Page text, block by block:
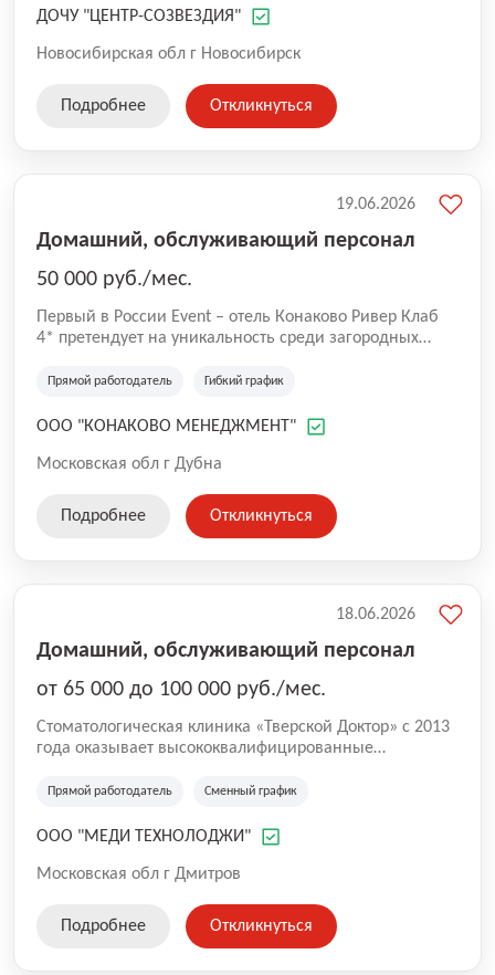
доверие к миру.
ДОЧУ "ЦЕНТР-СОЗВЕЗДИЯ"
Новосибирская обл г Новосибирск
Подробнее Откликнуться
Домашний, обслуживающий персонал
50 000 руб./мес.
Первый в России Event – отель Конаково Ривер Клаб
4* претендует на уникальность среди загородных
возможностях для всех видов отдыха: Преимущества: -
километровая береговая линия и большая вода - 5
развитая инфраструктура и профессиональные услуги -
"Конаково Ривер Клаб" приглашает в свою дружную
команду горничную.
Прямой работодатель Гибкий график
ООО "КОНАКОВО МЕНЕДЖМЕНТ"
Московская обл г Дубна
19.06.2026
Подробнее Откликнуться
Домашний, обслуживающий персонал
от 65 000 до 100 000 руб./мес.
Стоматологическая клиника «Тверской Доктор» с 2013
года оказывает высококвалифицированные
Дубны. За это время нам удалось сформировать
специалистов, на вооружении у которых новейшие
Прямой работодатель Сменный график
ООО "МЕДИ ТЕХНОЛОДЖИ"
Московская обл г Дмитров
18.06.2026
Подробнее Откликнуться